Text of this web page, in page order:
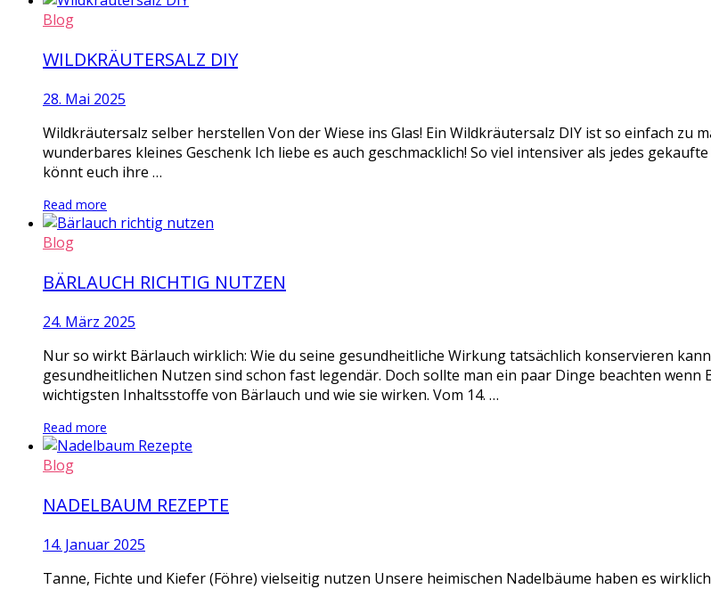
Blog
WILDKRÄUTERSALZ DIY
28. Mai 2025
Wildkräutersalz selber herstellen Von der Wiese ins Glas! Ein Wildkräutersalz DIY ist so einfach zu
wunderbares kleines Geschenk Ich liebe es auch geschmacklich! So viel intensiver als jedes
könnt euch ihre …
Read more
Blog
BÄRLAUCH RICHTIG NUTZEN
24. März 2025
Nur so wirkt Bärlauch wirklich: Wie du seine gesundheitliche Wirkung tatsächlich konservieren
gesundheitlichen Nutzen sind schon fast legendär. Doch sollte man ein paar Dinge beachten
wichtigsten Inhaltsstoffe von Bärlauch und wie sie wirken. Vom 14. …
Read more
Blog
NADELBAUM REZEPTE
14. Januar 2025
Tanne, Fichte und Kiefer (Föhre) vielseitig nutzen Unsere heimischen Nadelbäume haben es